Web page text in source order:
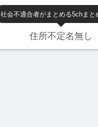
社会不適合者がまとめる5chまと
住所不定名無し